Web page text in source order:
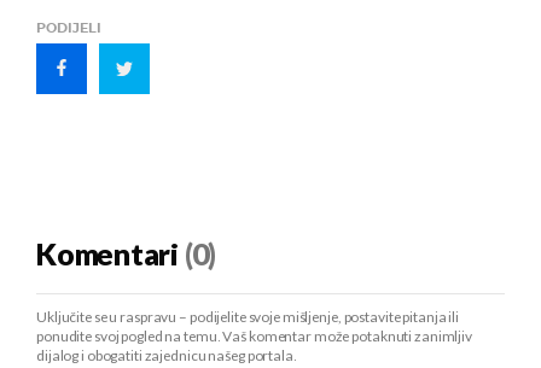
PODIJELI
Komentari (0)
Uključite se u raspravu – podijelite svoje mišljenje, postavite pitanja ili
ponudite svoj pogled na temu. Vaš komentar može potaknuti zanimljiv
dijalog i obogatiti zajednicu našeg portala.